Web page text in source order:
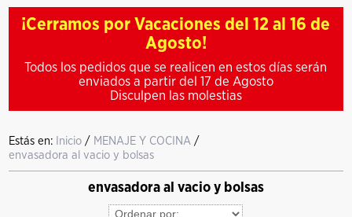
¡Cerramos por Vacaciones del 12 al 16 de
Agosto!
Todos los pedidos que se realicen en estos días serán
enviados a partir del 17 de Agosto
Disculpen las molestias
Estás en: Inicio / MENAJE Y COCINA /
envasadora al vacio y bolsas
envasadora al vacio y bolsas